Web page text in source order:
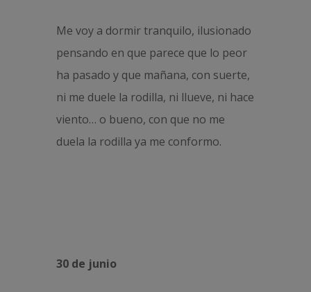
Me voy a dormir tranquilo, ilusionado
pensando en que parece que lo peor
ha pasado y que mañana, con suerte,
ni me duele la rodilla, ni llueve, ni hace
viento… o bueno, con que no me
duela la rodilla ya me conformo.
30 de junio